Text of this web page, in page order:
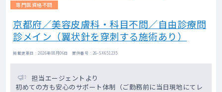
専門医資格不問
京都府／美容皮膚科・科目不問／自由診療問
診メイン（翼状針を穿刺する施術あり）
掲載更新日 : 2026年08月06日 案件番号 : 26-SX651235
担当エージェントより
初めての方も安心のサポート体制（ご勤務前に当日現地にてレ